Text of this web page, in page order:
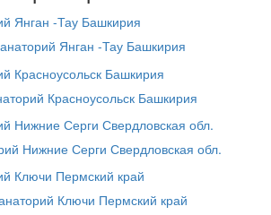
Янган -Тау Башкирия
Красноусольск Башкирия
Нижние Серги Свердловская обл.
Ключи Пермский край